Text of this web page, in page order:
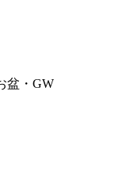
盆・GW